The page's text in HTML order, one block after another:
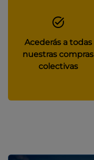
Acederás a todas
nuestras compras
colectivas